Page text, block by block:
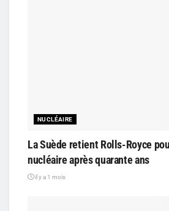
NUCLÉAIRE
La Suède retient Rolls-Royce
nucléaire après quarante ans
il y a 1 mois